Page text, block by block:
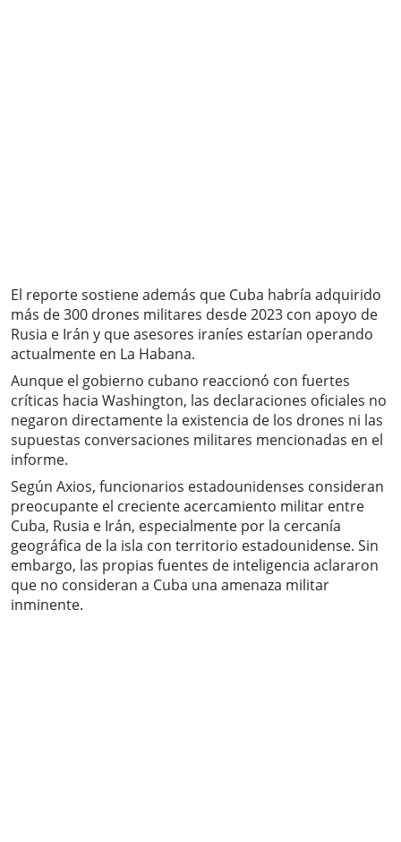
El reporte sostiene además que Cuba habría adquirido
más de 300 drones militares desde 2023 con apoyo de
Rusia e Irán y que asesores iraníes estarían operando
actualmente en La Habana.
Aunque el gobierno cubano reaccionó con fuertes
críticas hacia Washington, las declaraciones oficiales no
negaron directamente la existencia de los drones ni las
supuestas conversaciones militares mencionadas en el
informe.
Según Axios, funcionarios estadounidenses consideran
preocupante el creciente acercamiento militar entre
Cuba, Rusia e Irán, especialmente por la cercanía
geográfica de la isla con territorio estadounidense. Sin
embargo, las propias fuentes de inteligencia aclararon
que no consideran a Cuba una amenaza militar
inminente.